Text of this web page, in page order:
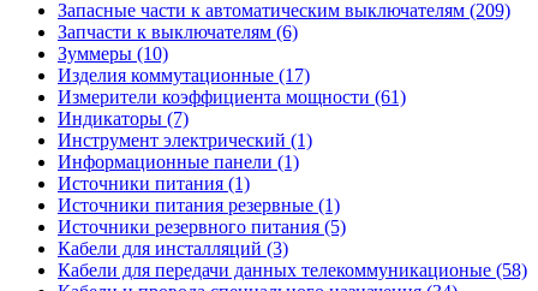
Запасные части к автоматическим выключателям (209)
Запчасти к выключателям (6)
Зуммеры (10)
Изделия коммутационные (17)
Измерители коэффициента мощности (61)
Индикаторы (7)
Инструмент электрический (1)
Информационные панели (1)
Источники питания (1)
Источники питания резервные (1)
Источники резервного питания (5)
Кабели для инсталляций (3)
Кабели для передачи данных телекоммуникационые (58)